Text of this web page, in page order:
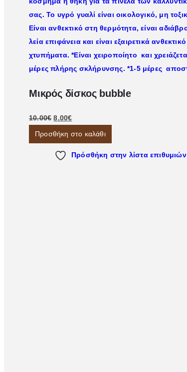
Μικρός δίσκος bubble
10.00€ 8.00€
Προσθήκη στο καλάθι
Πρόσθήκη στην λίστα επιθυμιών